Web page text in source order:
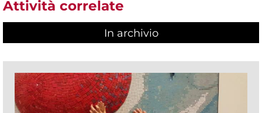
Attività correlate
In archivio